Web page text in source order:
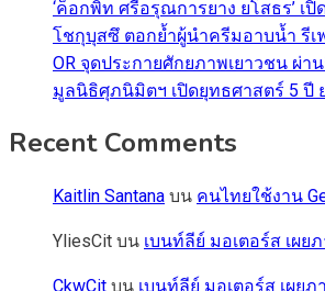
‘ค็อกพิท ศรีอรุณการยาง ยโสธร’ เ
โชกุบุสซึ ตอกย้ำผู้นำครีมอาบน้ำ รี
OR จุดประกายศักยภาพเยาวชน ผ่า
มูลนิธิศุภนิมิตฯ เปิดยุทธศาสตร์ 5 ปี
Recent Comments
Kaitlin Santana บน คนไทยใช้งาน
YliesCit บน เบนท์ลีย์ มอเตอร์ส เผย
CkwCit บน เบนท์ลีย์ มอเตอร์ส เผย